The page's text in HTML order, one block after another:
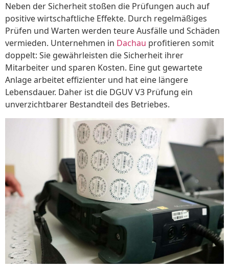
Neben der Sicherheit stoßen die Prüfungen auch auf
positive wirtschaftliche Effekte. Durch regelmäßiges
Prüfen und Warten werden teure Ausfälle und Schäden
vermieden. Unternehmen in Dachau profitieren somit
doppelt: Sie gewährleisten die Sicherheit ihrer
Mitarbeiter und sparen Kosten. Eine gut gewartete
Anlage arbeitet effizienter und hat eine längere
Lebensdauer. Daher ist die DGUV V3 Prüfung ein
unverzichtbarer Bestandteil des Betriebes.